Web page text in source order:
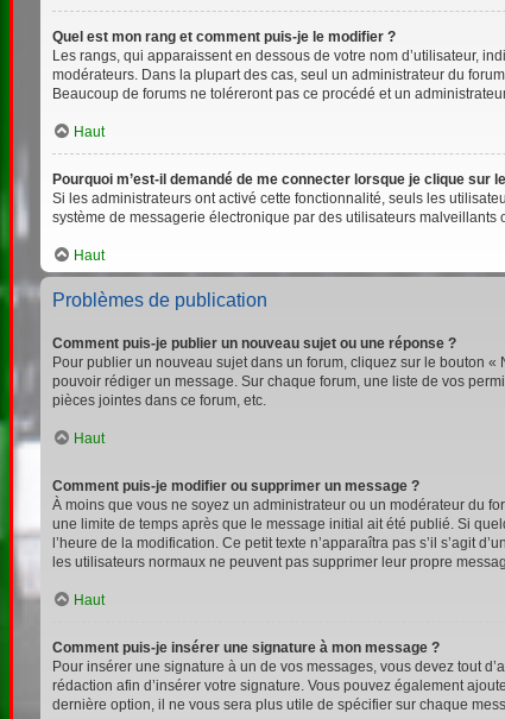
Quel est mon rang et comment puis-je le modifier ?
Les rangs, qui apparaissent en dessous de votre nom d’utilisateur,
modérateurs. Dans la plupart des cas, seul un administrateur du
Beaucoup de forums ne toléreront pas ce procédé et un
Haut
Pourquoi m’est-il demandé de me connecter lorsque je clique sur
Si les administrateurs ont activé cette fonctionnalité, seuls les
système de messagerie électronique par des utilisateurs malveillants
Haut
Problèmes de publication
Comment puis-je publier un nouveau sujet ou une réponse ?
Pour publier un nouveau sujet dans un forum, cliquez sur le bouton
pouvoir rédiger un message. Sur chaque forum, une liste de vos
pièces jointes dans ce forum, etc.
Haut
Comment puis-je modifier ou supprimer un message ?
À moins que vous ne soyez un administrateur ou un modérateur du
une limite de temps après que le message initial ait été publié. Si
l’heure de la modification. Ce petit texte n’apparaîtra pas s’il s’agit
les utilisateurs normaux ne peuvent pas supprimer leur propre
Haut
Comment puis-je insérer une signature à mon message ?
Pour insérer une signature à un de vos messages, vous devez tout
rédaction afin d’insérer votre signature. Vous pouvez également
dernière option, il ne vous sera plus utile de spécifier sur chaque